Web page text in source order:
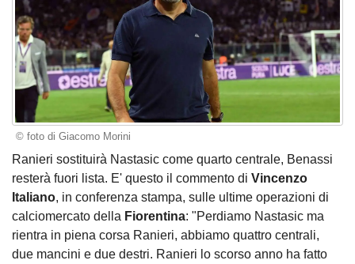
© foto di Giacomo Morini
Ranieri sostituirà Nastasic come quarto centrale, Benassi
resterà fuori lista. E' questo il commento di Vincenzo
Italiano, in conferenza stampa, sulle ultime operazioni di
calciomercato della Fiorentina: "Perdiamo Nastasic ma
rientra in piena corsa Ranieri, abbiamo quattro centrali,
due mancini e due destri. Ranieri lo scorso anno ha fatto